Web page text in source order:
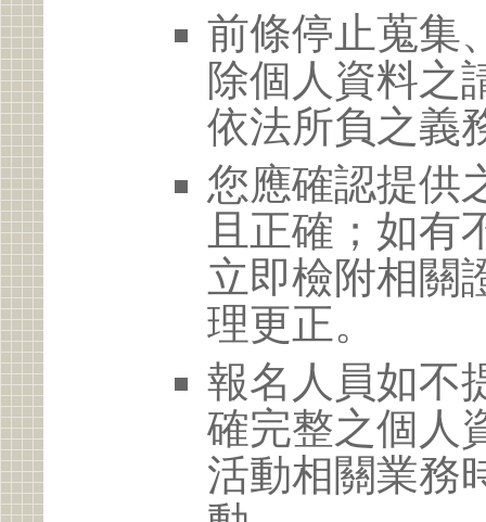
前條停止蒐集
除個人資料之
依法所負之義
您應確認提供
且正確；如有
立即檢附相關
理更正。
報名人員如不
確完整之個人
活動相關業務